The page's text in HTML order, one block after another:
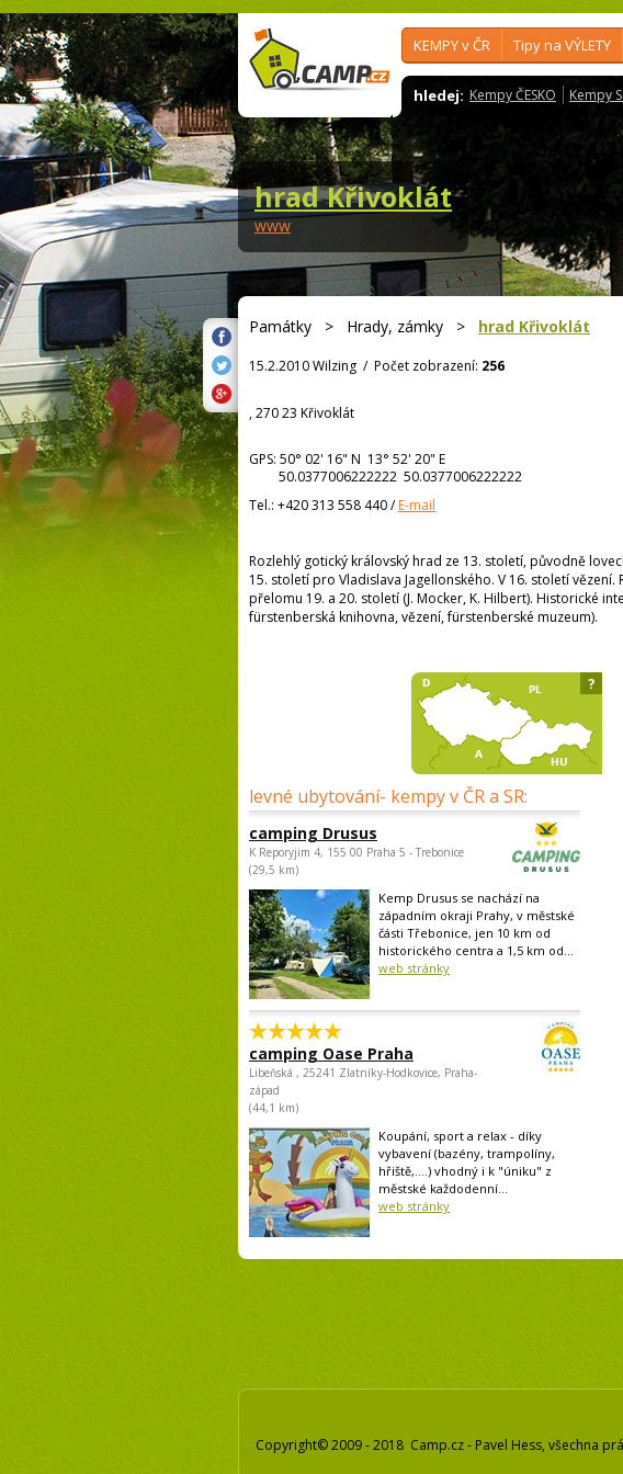
KEMPY v ČR Tipy na VÝLETY
hledej: Kempy ČESKO Kempy
hrad Křivoklát
www
Památky > Hrady, zámky > hrad Křivoklát
15.2.2010 Wilzing / Počet zobrazení: 256
, 270 23 Křivoklát
GPS: 50° 02' 16" N 13° 52' 20" E
50.0377006222222 50.0377006222222
Tel.: +420 313 558 440/E-mail
Rozlehlý gotický královský hrad ze 13. století, původně
15. století pro Vladislava Jagellonského. V 16. století
přelomu 19. a 20. století (J. Mocker, K. Hilbert). Historické
fürstenberská knihovna, vězení, fürstenberské muzeum).
levné ubytování- kempy v ČR a SR:
camping Drusus
K Reporyjim 4, 155 00 Praha 5 - Trebonice
(29,5 km)
Kemp Drusus se nachází na
západním okraji Prahy, v městské
části Třebonice, jen 10 km od
historického centra a 1,5 km od...
web stránky
camping Oase Praha
Libeňská , 25241 Zlatníky-Hodkovice, Praha-
západ
(44,1 km)
Koupání, sport a relax - díky
vybavení (bazény, trampolíny,
hřiště,....) vhodný i k "úniku" z
městské každodenní...
web stránky
?
Copyright© 2009 - 2018 Camp.cz - Pavel Hess, všechna